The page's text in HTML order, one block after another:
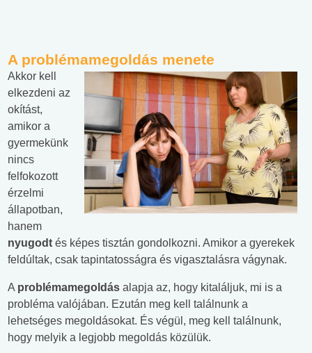
A problémamegoldás menete
Akkor kell
elkezdeni az
okítást,
amikor a
gyermekünk
nincs
felfokozott
érzelmi
állapotban,
hanem
nyugodt és képes tisztán gondolkozni. Amikor a gyerekek
feldúltak, csak tapintatosságra és vigasztalásra vágynak.
A problémamegoldás alapja az, hogy kitaláljuk, mi is a
probléma valójában. Ezután meg kell találnunk a
lehetséges megoldásokat. És végül, meg kell találnunk,
hogy melyik a legjobb megoldás közülük.